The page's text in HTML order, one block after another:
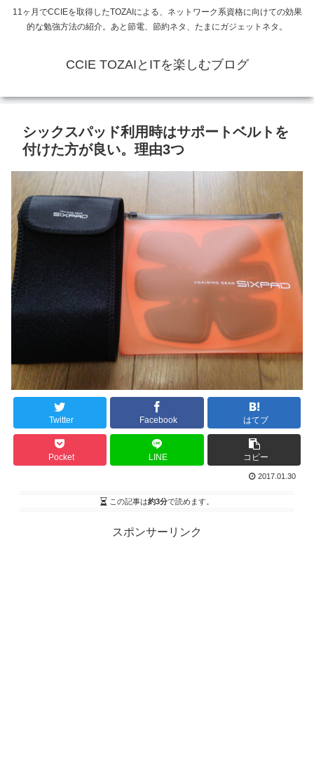
11ヶ月でCCIEを取得したTOZAIによる、ネットワーク系資格に向けての効果
的な勉強方法の紹介。あと節電、節約ネタ、たまにガジェットネタ。
CCIE TOZAIとITを楽しむブログ
シックスパッド利用時はサポートベルトを
付けた方が良い。理由3つ
Twitter Facebook はてブ
Pocket LINE コピー
2017.01.30
この記事は約3分で読めます。
スポンサーリンク